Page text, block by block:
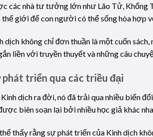
các nhà tư tưởng lớn như Lão Tử, Khổng
thế giới để con người có thể sống hòa hợp
dịch không chỉ đơn thuần là một cuốn
liền với truyền thuyết và những câu
phát triển qua các triều đại
Kinh dịch ra đời, nó đã trải qua nhiều biến
biên soạn lại bởi nhiều học giả khác
thấy rằng sự phát triển của Kinh dịch